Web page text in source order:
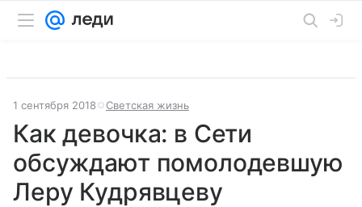
1 сентября 2018 Светская жизнь
Как девочка: в Сети
обсуждают помолодевшую
Леру Кудрявцеву